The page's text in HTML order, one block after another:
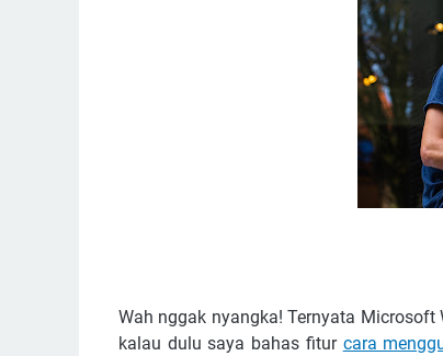
Wah nggak nyangka! Ternyata
kalau dulu saya bahas fitur cara